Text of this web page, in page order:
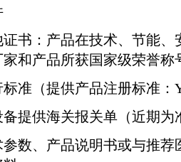
证书：产品在技术、节能
和产品所获国家级荣誉称
准（提供产品注册标准：
备提供海关报关单（近期为
参数、产品说明书或与推